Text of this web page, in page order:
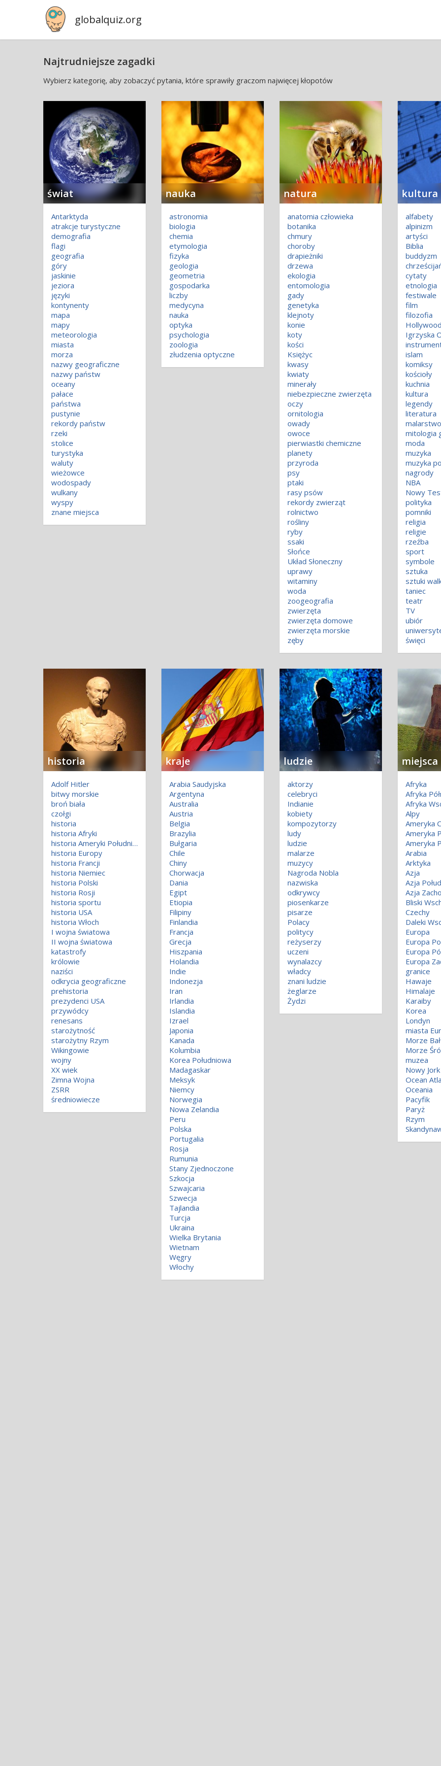
globalquiz.org
Najtrudniejsze zagadki
Wybierz kategorię, aby zobaczyć pytania, które sprawiły graczom najwięcej kłopotów
świat
Antarktyda
atrakcje turystyczne
demografia
flagi
geografia
góry
jaskinie
jeziora
języki
kontynenty
mapa
mapy
meteorologia
miasta
morza
nazwy geograficzne
nazwy państw
oceany
pałace
państwa
pustynie
rekordy państw
rzeki
stolice
turystyka
waluty
wieżowce
wodospady
wulkany
wyspy
znane miejsca
nauka
astronomia
biologia
chemia
etymologia
fizyka
geologia
geometria
gospodarka
liczby
medycyna
nauka
optyka
psychologia
zoologia
złudzenia optyczne
natura
anatomia człowieka
botanika
chmury
choroby
drapieżniki
drzewa
ekologia
entomologia
gady
genetyka
klejnoty
konie
koty
kości
Księżyc
kwasy
kwiaty
minerały
niebezpieczne zwierzęta
oczy
ornitologia
owady
owoce
pierwiastki chemiczne
planety
przyroda
psy
ptaki
rasy psów
rekordy zwierząt
rolnictwo
rośliny
ryby
ssaki
Słońce
Układ Słoneczny
uprawy
witaminy
woda
zoogeografia
zwierzęta
zwierzęta domowe
zwierzęta morskie
zęby
kultura
alfabety
alpinizm
artyści
Biblia
buddyzm
cytaty
etnologia
festiwale
film
filozofia
Hollywood
Igrzyska
islam
komiksy
kościoły
kuchnia
kultura
legendy
literatura
malarstwo
mitologia
moda
muzyka
muzyka
nagrody
NBA
Nowy
polityka
pomniki
religia
religie
rzeźba
sport
symbole
sztuka
sztuki
taniec
teatr
TV
ubiór
święci
historia
Adolf Hitler
bitwy morskie
broń biała
czołgi
historia
historia Afryki
historia Ameryki Południowej
historia Europy
historia Francji
historia Niemiec
historia Polski
historia Rosji
historia sportu
historia USA
historia Włoch
I wojna światowa
II wojna światowa
katastrofy
królowie
naziści
odkrycia geograficzne
prehistoria
prezydenci USA
przywódcy
renesans
starożytność
starożytny Rzym
Wikingowie
wojny
XX wiek
Zimna Wojna
ZSRR
średniowiecze
kraje
Arabia Saudyjska
Argentyna
Australia
Austria
Belgia
Brazylia
Bułgaria
Chile
Chiny
Chorwacja
Dania
Egipt
Etiopia
Filipiny
Finlandia
Francja
Grecja
Hiszpania
Holandia
Indie
Indonezja
Iran
Irlandia
Islandia
Izrael
Japonia
Kanada
Kolumbia
Korea Południowa
Madagaskar
Meksyk
Niemcy
Norwegia
Nowa Zelandia
Peru
Polska
Portugalia
Rosja
Rumunia
Stany Zjednoczone
Szkocja
Szwajcaria
Szwecja
Tajlandia
Turcja
Ukraina
Wielka Brytania
Wietnam
Węgry
Włochy
ludzie
aktorzy
celebryci
Indianie
kobiety
kompozytorzy
ludy
ludzie
malarze
muzycy
Nagroda Nobla
nazwiska
odkrywcy
piosenkarze
pisarze
Polacy
politycy
reżyserzy
uczeni
wynalazcy
władcy
znani ludzie
żeglarze
Żydzi
miejsca
Afryka
Afryka
Afryka
Alpy
Ameryka
Ameryka
Ameryka
Arabia
Arktyka
Azja
Azja
Bliski
Czechy
Daleki
Europa
Europa
Europa
Europa
granice
Hawaje
Himalaje
Karaiby
Korea
Londyn
miasta
Morze
Morze
muzea
Nowy Jork
Ocean
Oceania
Pacyfik
Paryż
Rzym